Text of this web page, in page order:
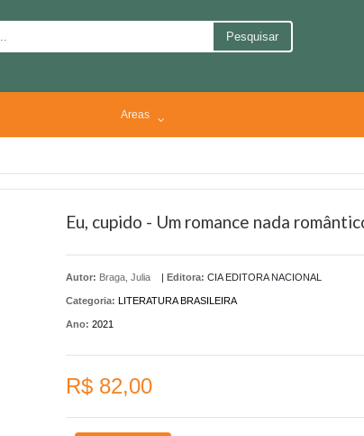
Pesquisar
Areas
Eu, cupido - Um romance nada
Autor: Braga, Julia | Editora: CIA EDITORA NACIONAL
Categoria: LITERATURA BRASILEIRA
Ano: 2021
R$ 82,00